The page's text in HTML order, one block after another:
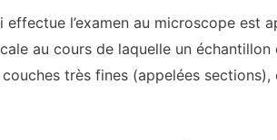
effectue l’examen au microscope est
au cours de laquelle un
très fines (appelées